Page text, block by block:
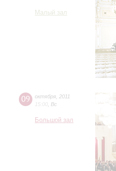
Малый зал
09 октября 2011
15:00 Вс
Большой зал